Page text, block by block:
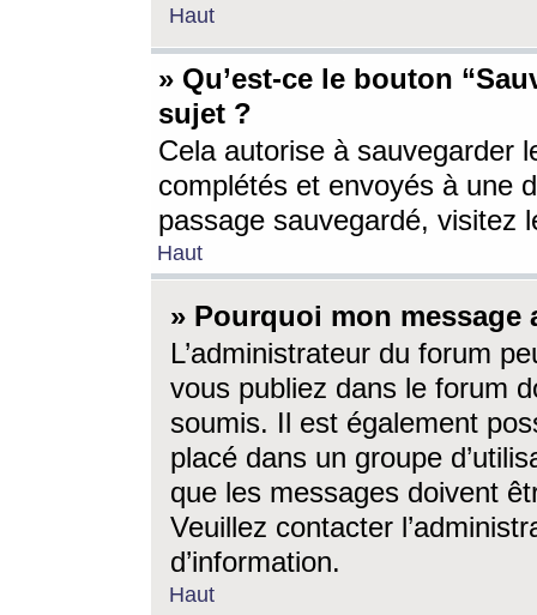
Haut
» Qu’est-ce le bouton
sujet ?
Cela autorise à sauvegarder
complétés et envoyés à une
passage sauvegardé, visitez
Haut
» Pourquoi mon message
L’administrateur du forum
vous publiez dans le forum
soumis. Il est également
placé dans un groupe
que les messages doivent
Veuillez contacter
d’information.
Haut